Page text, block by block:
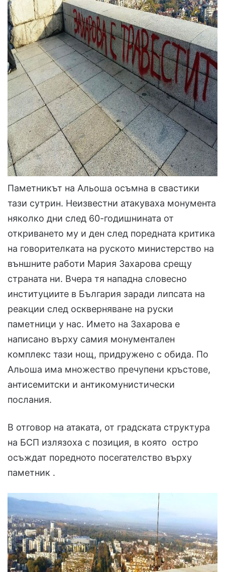
Паметникът на Альоша осъмна в свастики
тази сутрин. Неизвестни атакуваха монумента
няколко дни след 60-годишнината от
откриването му и ден след поредната критика
на говорителката на руското министерство на
външните работи Мария Захарова срещу
страната ни. Вчера тя нападна словесно
институциите в България заради липсата на
реакции след оскверняване на руски
паметници у нас. Името на Захарова е
написано върху самия монументален
комплекс тази нощ, придружено с обида. По
Альоша има множество пречупени кръстове,
антисемитски и антикомунистически
послания.
В отговор на атаката, от градската структура
на БСП излязоха с позиция, в която остро
осъждат поредното посегателство върху
паметник .